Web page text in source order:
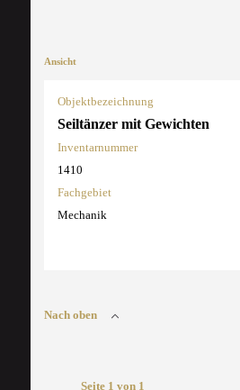
Ansicht
Objektbezeichnung
Seiltänzer mit Gewichten
Inventarnummer
1410
Fachgebiet
Mechanik
Nach oben
Seite 1 von 1